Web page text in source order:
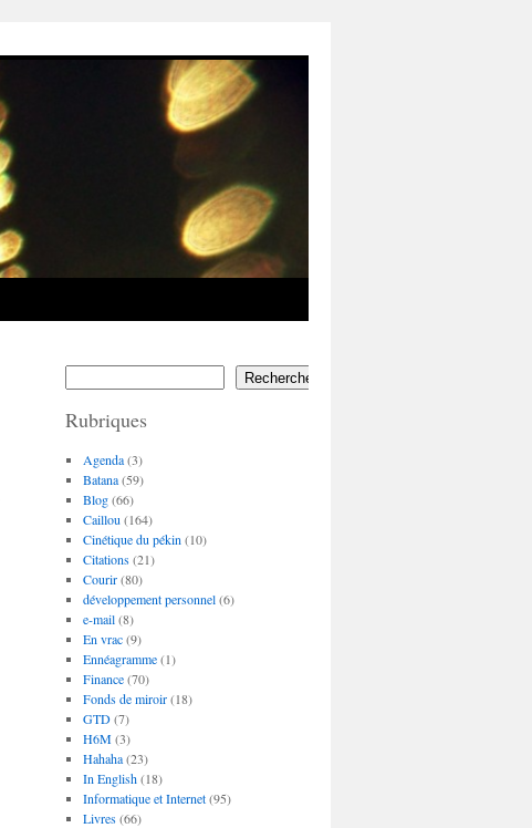
Rechercher
Rubriques
Agenda(3)
Batana(59)
Blog(66)
Caillou (164)
Cinétique du pékin (10)
Citations(21)
Courir(80)
développement personnel(6)
e-mail(8)
En vrac(9)
Ennéagramme(1)
Finance(70)
Fonds de miroir(18)
GTD(7)
H6M(3)
Hahaha(23)
In English(18)
Informatique et Internet(95)
Livres(66)